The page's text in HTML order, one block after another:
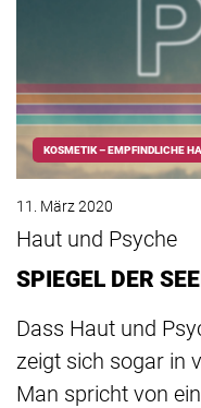
KOSMETIK – EMPFINDLICHE
11. März 2020
Haut und Psyche
SPIEGEL DER
Dass Haut und
zeigt sich sogar in
Man spricht von